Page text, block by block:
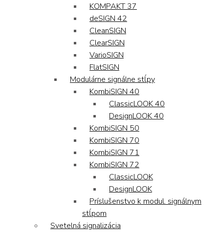
KOMPAKT 37
deSIGN 42
CleanSIGN
ClearSIGN
VarioSIGN
FlatSIGN
Modulárne signálne stĺpy
KombiSIGN 40
ClassicLOOK 40
DesignLOOK 40
KombiSIGN 50
KombiSIGN 70
KombiSIGN 71
KombiSIGN 72
ClassicLOOK
DesignLOOK
Príslušenstvo k modul. signálnym
stĺpom
Svetelná signalizácia